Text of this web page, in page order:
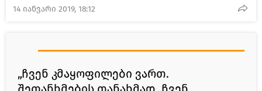
14 იანვარი 2019, 18:12
„ჩვენ კმაყოფილები ვართ.